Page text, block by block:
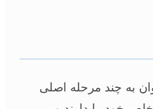
به چند مرحله اصلی